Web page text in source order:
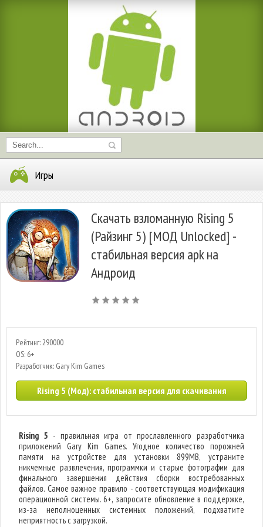
Игры
Скачать взломанную Rising 5
(Райзинг 5) [МОД Unlocked] -
стабильная версия apk на
Андроид
Рейтинг: 290000
OS: 6+
Разработчик: Gary Kim Games
Rising 5 (Мод): стабильная версия для скачивания
Rising 5 - правильная игра от прославленного разработчика
приложений Gary Kim Games. Угодное количество порожней
памяти на устройстве для установки 899MB, устраните
никчемные развлечения, программки и старые фотографии для
финального завершения действия сборки востребованных
файлов. Самое важное правило - соответствующая модификация
операционной системы. 6+, запросите обновление в поддержке,
из-за неполноценных системных положений, подхватите
неприятность с загрузкой.